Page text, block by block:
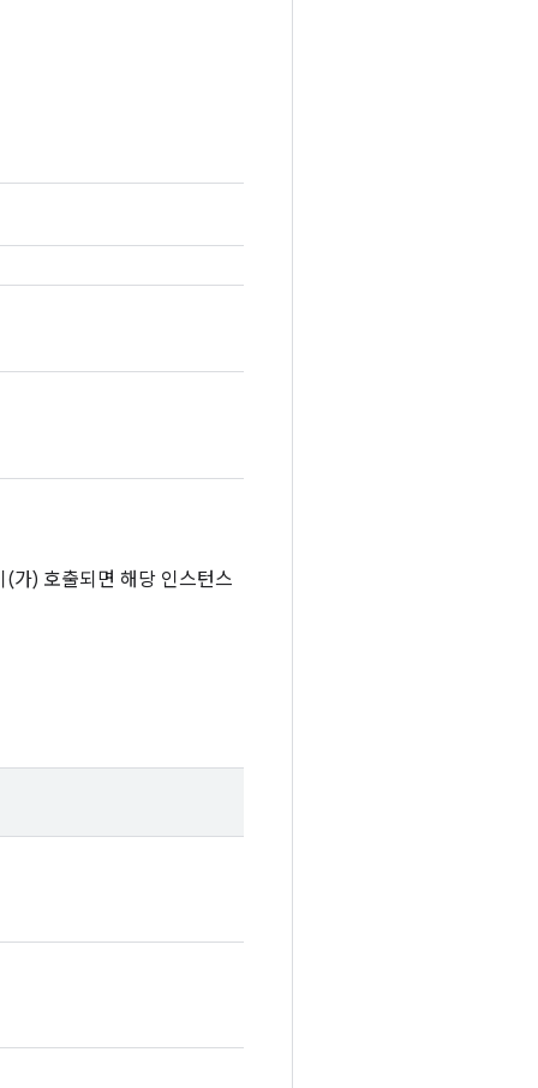
(가) 호출되면 해당 인스턴스